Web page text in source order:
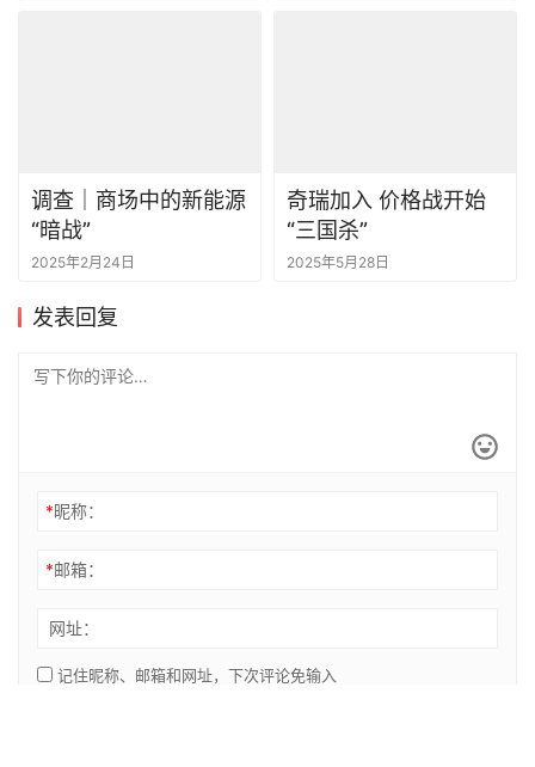
调查｜商场中的新能源
“暗战”
2025年2月24日
奇瑞加入 价格战开始
“三国杀”
2025年5月28日
发表回复
*昵称：
*邮箱：
网址：
记住昵称、邮箱和网址，下次评论免输入